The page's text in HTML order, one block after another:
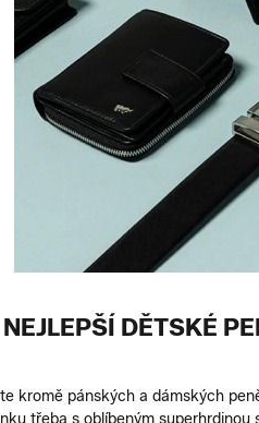
NEJLEPŠÍ DĚTSKÉ
kromě pánských a dámských